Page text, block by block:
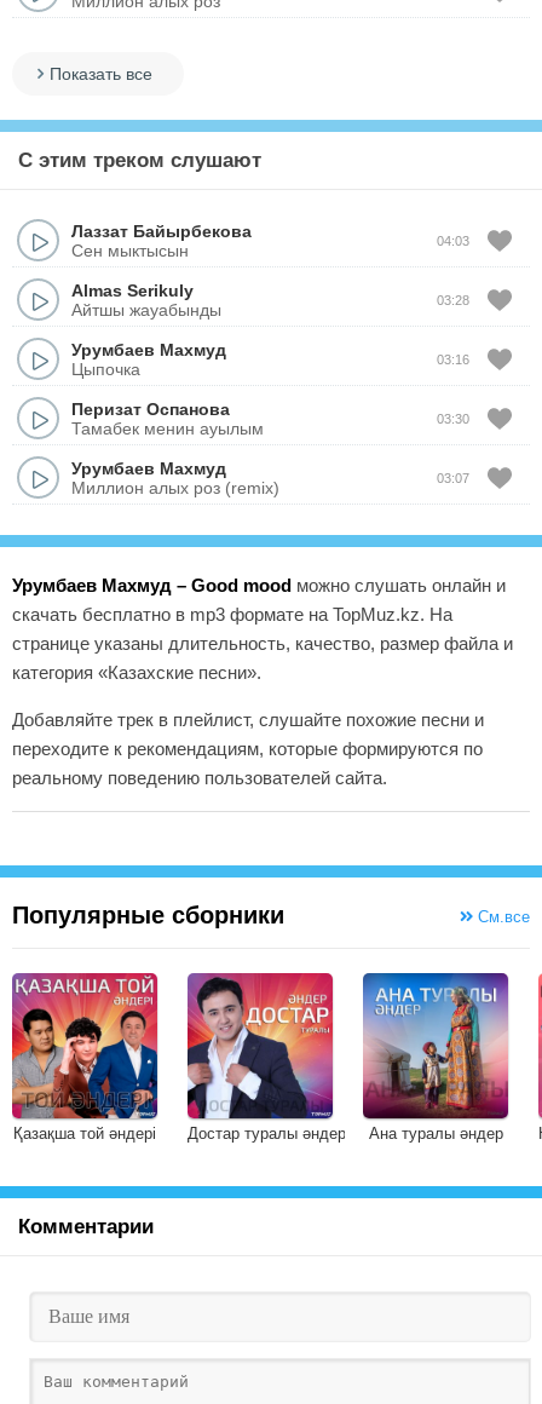
Показать все
С этим треком слушают
Лаззат Байырбекова
Сен мыктысын
04:03
Almas Serikuly
Айтшы жауабынды
03:28
Урумбаев Махмуд
Цыпочка
03:16
Перизат Оспанова
Тамабек менин ауылым
03:30
Урумбаев Махмуд
Миллион алых роз (remix)
03:07
Урумбаев Махмуд – Good mood можно слушать онлайн и
скачать бесплатно в mp3 формате на TopMuz.kz. На
странице указаны длительность, качество, размер файла и
категория «Казахские песни».
Добавляйте трек в плейлист, слушайте похожие песни и
переходите к рекомендациям, которые формируются по
реальному поведению пользователей сайта.
Популярные сборники См.все
Қазақша той әндері Достар туралы әндер Ана туралы әндер
Комментарии